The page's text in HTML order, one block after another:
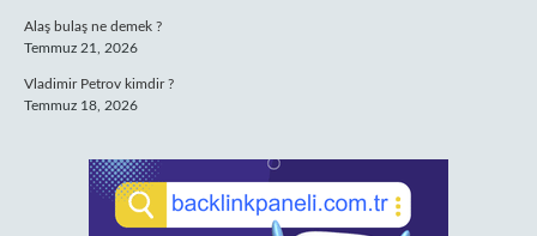
Alaş bulaş ne demek ?
Temmuz 21, 2026
Vladimir Petrov kimdir ?
Temmuz 18, 2026